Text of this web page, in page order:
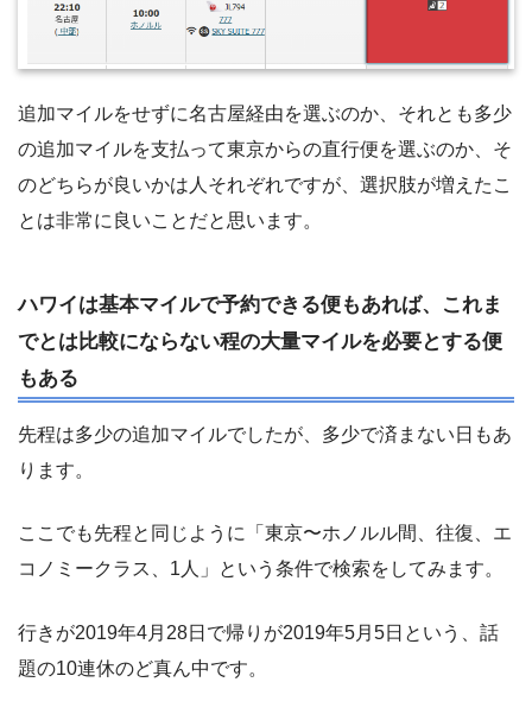
追加マイルをせずに名古屋経由を選ぶのか、それとも多少
の追加マイルを支払って東京からの直行便を選ぶのか、そ
のどちらが良いかは人それぞれですが、選択肢が増えたこ
とは非常に良いことだと思います。
ハワイは基本マイルで予約できる便もあれば、これま
でとは比較にならない程の大量マイルを必要とする便
もある
先程は多少の追加マイルでしたが、多少で済まない日もあ
ります。
ここでも先程と同じように「東京〜ホノルル間、往復、エ
コノミークラス、1人」という条件で検索をしてみます。
行きが2019年4月28日で帰りが2019年5月5日という、話
題の10連休のど真ん中です。